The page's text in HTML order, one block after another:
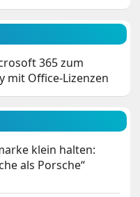
365 zum
mit Office-Lizenzen
klein halten:
als Porsche“